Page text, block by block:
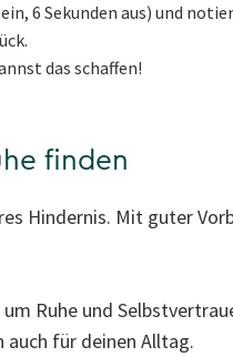
6 Sekunden aus) und
das schaffen!
finden
Hindernis. Mit guter
Ruhe und
auch für deinen Alltag.